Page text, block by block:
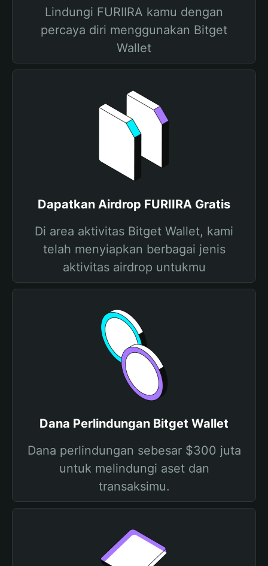
Lindungi FURIIRA kamu dengan
percaya diri menggunakan Bitget
Wallet
Dapatkan Airdrop FURIIRA Gratis
Di area aktivitas Bitget Wallet, kami
telah menyiapkan berbagai jenis
aktivitas airdrop untukmu
Dana Perlindungan Bitget Wallet
Dana perlindungan sebesar $300 juta
untuk melindungi aset dan
transaksimu.